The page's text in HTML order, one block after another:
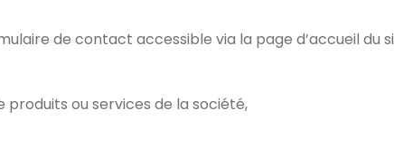
Nature
Etiquettes adhésives
Pochoirs
de contact accessible via la page d’accueil du
ou services de la société,